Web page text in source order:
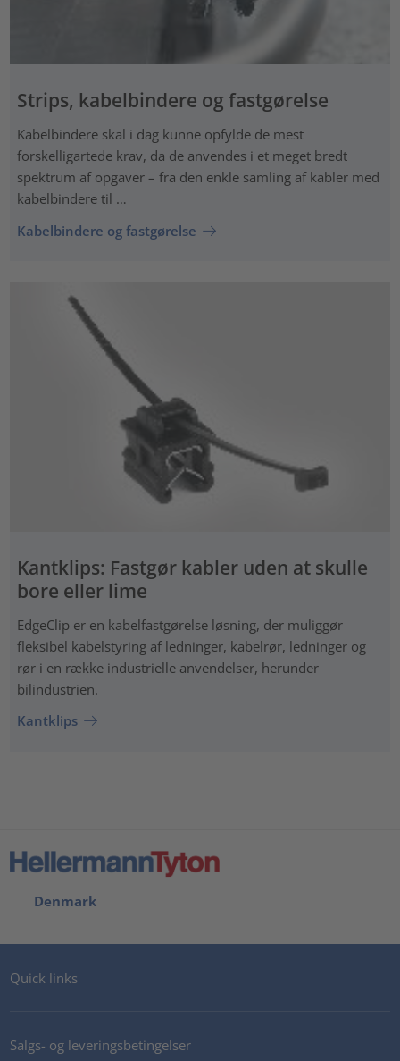
Strips, kabelbindere og fastgørelse
Kabelbindere skal i dag kunne opfylde de mest
forskelligartede krav, da de anvendes i et meget bredt
spektrum af opgaver – fra den enkle samling af kabler med
kabelbindere til …
Kabelbindere og fastgørelse
Kantklips: Fastgør kabler uden at skulle
bore eller lime
EdgeClip er en kabelfastgørelse løsning, der muliggør
fleksibel kabelstyring af ledninger, kabelrør, ledninger og
rør i en række industrielle anvendelser, herunder
bilindustrien.
Kantklips
Denmark
Quick links
Salgs- og leveringsbetingelser